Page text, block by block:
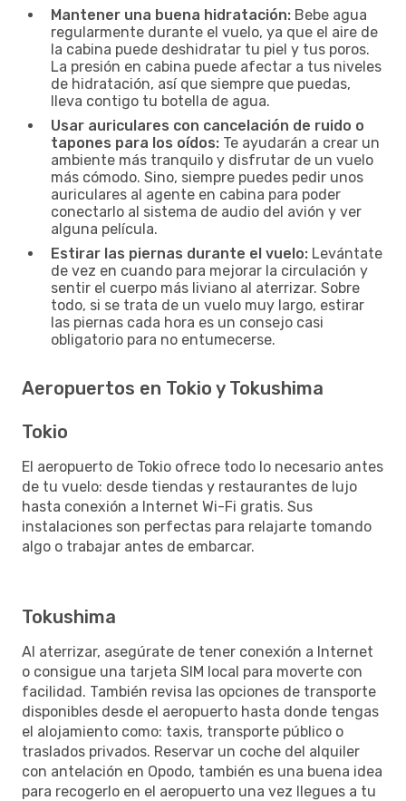
Mantener una buena hidratación: Bebe agua
regularmente durante el vuelo, ya que el aire de
la cabina puede deshidratar tu piel y tus poros.
La presión en cabina puede afectar a tus niveles
de hidratación, así que siempre que puedas,
lleva contigo tu botella de agua.
Usar auriculares con cancelación de ruido o
tapones para los oídos: Te ayudarán a crear un
ambiente más tranquilo y disfrutar de un vuelo
más cómodo. Sino, siempre puedes pedir unos
auriculares al agente en cabina para poder
conectarlo al sistema de audio del avión y ver
alguna película.
Estirar las piernas durante el vuelo: Levántate
de vez en cuando para mejorar la circulación y
sentir el cuerpo más liviano al aterrizar. Sobre
todo, si se trata de un vuelo muy largo, estirar
las piernas cada hora es un consejo casi
obligatorio para no entumecerse.
Aeropuertos en Tokio y Tokushima
Tokio
El aeropuerto de Tokio ofrece todo lo necesario antes
de tu vuelo: desde tiendas y restaurantes de lujo
hasta conexión a Internet Wi-Fi gratis. Sus
instalaciones son perfectas para relajarte tomando
algo o trabajar antes de embarcar.
Tokushima
Al aterrizar, asegúrate de tener conexión a Internet
o consigue una tarjeta SIM local para moverte con
facilidad. También revisa las opciones de transporte
disponibles desde el aeropuerto hasta donde tengas
el alojamiento como: taxis, transporte público o
traslados privados. Reservar un coche del alquiler
con antelación en Opodo, también es una buena idea
para recogerlo en el aeropuerto una vez llegues a tu